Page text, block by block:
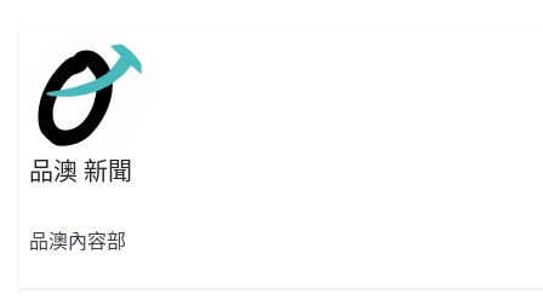
品澳 新聞
品澳內容部